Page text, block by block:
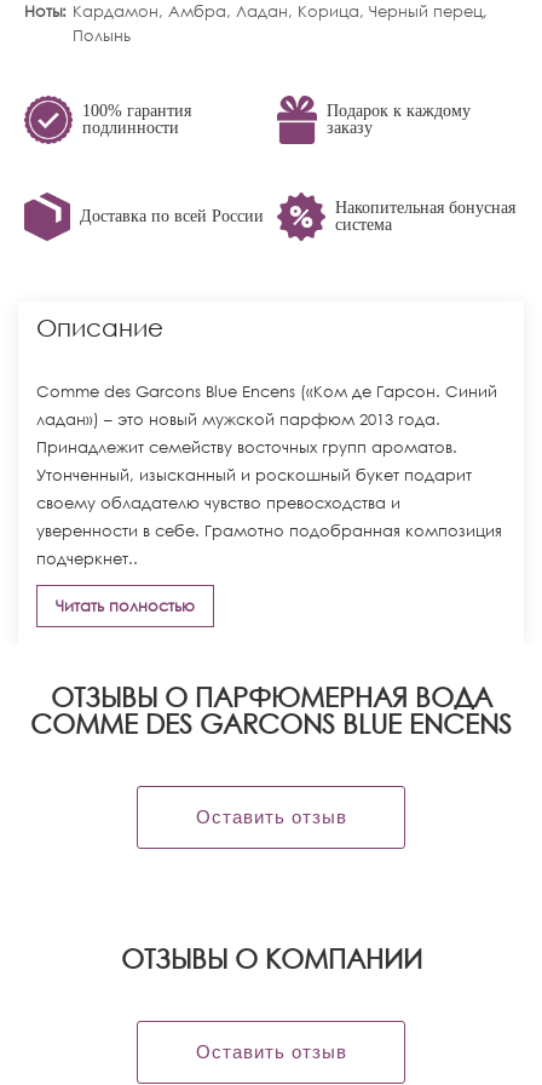
Ноты Кардамон, Амбра, Ладан, Корица, Черный перец,
Полынь
100% гарантия
подлинности
Подарок к каждому
заказу
Доставка по всей России
Накопительная бонусная
система
Описание
Comme des Garcons Blue Encens («Ком де Гарсон. Синий
ладан») – это новый мужской парфюм 2013 года.
Принадлежит семейству восточных групп ароматов.
Утонченный, изысканный и роскошный букет подарит
своему обладателю чувство превосходства и
уверенности в себе. Грамотно подобранная композиция
подчеркнет..
Читать полностью
ОТЗЫВЫ О ПАРФЮМЕРНАЯ ВОДА
COMME DES GARCONS BLUE ENCENS
Оставить отзыв
OТЗЫВЫ О КОМПАНИИ
Оставить отзыв